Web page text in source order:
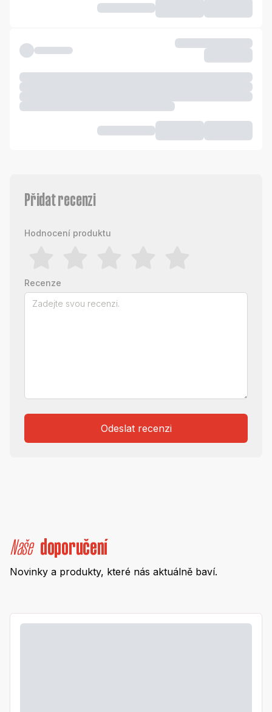
Přidat recenzi
Hodnocení produktu
Recenze
Odeslat recenzi
Naše doporučení
Novinky a produkty, které nás aktuálně baví.